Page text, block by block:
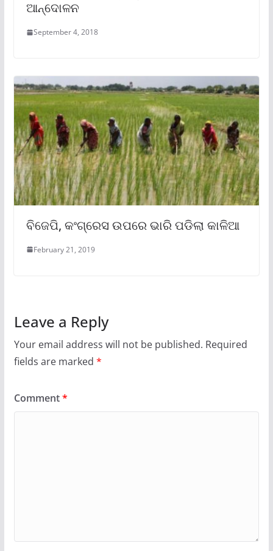
ଆନ୍ଦୋଳନ
September 4, 2018
ବିଜେପି, କଂଗ୍ରେସ ଉପରେ ଭାରି ପଡିଲା କାଳିଆ
February 21, 2019
Leave a Reply
Your email address will not be published. Required
fields are marked *
Comment*